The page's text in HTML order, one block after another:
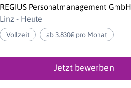
REGIUS Personalmanagement GmbH
Linz - Heute
Vollzeit ab 3.830€ pro Monat
Jetzt bewerben